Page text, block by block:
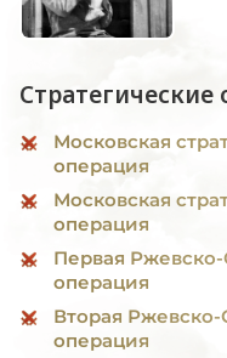
Стратегические
Московская
операция
Московская
операция
Первая Ржевско-
операция
Вторая Ржевско-
операция